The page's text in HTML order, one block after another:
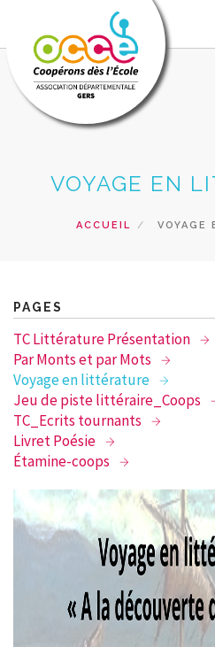
PEDAG. COOP
PRETS
ACCÈS CAD
RECHERCHER
CONTACT
VOYAGE EN
ACCUEIL VOYAGE
PAGES
TC Littérature Présentation
Par Monts et par Mots
Voyage en littérature
Jeu de piste littéraire_Coops
TC_Ecrits tournants
Livret Poésie
Étamine-coops